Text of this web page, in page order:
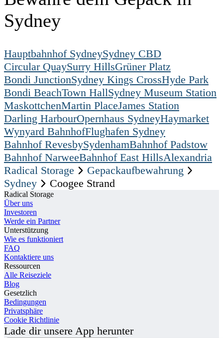
Sydney
Hauptbahnhof SydneySydney CBD
Circular QuaySurry HillsGrüner Platz
Bondi JunctionSydney Kings CrossHyde Park
Bondi BeachTown HallSydney Museum Station
MaskottchenMartin PlaceJames Station
Darling HarbourOpernhaus SydneyHaymarket
Wynyard BahnhofFlughafen Sydney
Bahnhof RevesbySydenhamBahnhof Padstow
Bahnhof NarweeBahnhof East HillsAlexandria
Radical Storage
Gepackaufbewahrung
Sydney
Coogee Strand
Radical Storage
Über uns
Investoren
Werde ein Partner
Unterstützung
Wie es funktioniert
FAQ
Kontaktiere uns
Ressourcen
Alle Reiseziele
Blog
Gesetzlich
Bedingungen
Privatsphäre
Cookie Richtlinie
Lade dir unsere App herunter